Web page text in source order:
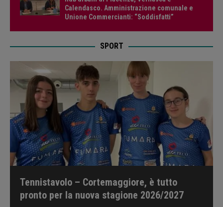
Calendasco. Amministrazione comunale e
Unione Commercianti: “Soddisfatti”
SPORT
Tennistavolo – Cortemaggiore, è tutto
pronto per la nuova stagione 2026/2027